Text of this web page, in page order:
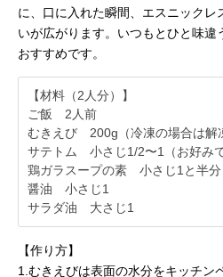
に、口に入れた瞬間、エスニックレ
いが広がります。いつもとひと味違
おすすめです。
【材料（2人分）】
ご飯 2人前
むきえび 200g（冷凍の場合は解
サテトム 小さじ1/2〜1（お好みで
鶏ガラスープの素 小さじ1と半分
醤油 小さじ1
サラダ油 大さじ1
【作り方】
1.むきえびは表面の水分をキッチン